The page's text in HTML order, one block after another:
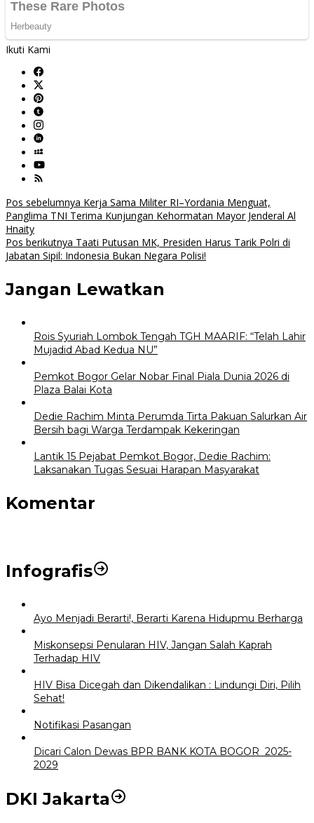
Ikuti Kami
Navigasi
pos
Pos sebelumnya Kerja Sama Militer RI–Yordania Menguat,
Panglima TNI Terima Kunjungan Kehormatan Mayor Jenderal Al
Hnaity
Pos berikutnya Taati Putusan MK, Presiden Harus Tarik Polri di
Jabatan Sipil: Indonesia Bukan Negara Polisi!
Jangan Lewatkan
Rois Syuriah Lombok Tengah TGH MAARIF: “Telah Lahir
Mujadid Abad Kedua NU”
Pemkot Bogor Gelar Nobar Final Piala Dunia 2026 di
Plaza Balai Kota
Dedie Rachim Minta Perumda Tirta Pakuan Salurkan Air
Bersih bagi Warga Terdampak Kekeringan
Lantik 15 Pejabat Pemkot Bogor, Dedie Rachim:
Laksanakan Tugas Sesuai Harapan Masyarakat
Komentar
Infografis
Ayo Menjadi Berarti!, Berarti Karena Hidupmu Berharga
Miskonsepsi Penularan HIV, Jangan Salah Kaprah
Terhadap HIV
HIV Bisa Dicegah dan Dikendalikan : Lindungi Diri, Pilih
Sehat!
Notifikasi Pasangan
Dicari Calon Dewas BPR BANK KOTA BOGOR 2025-
2029
DKI Jakarta